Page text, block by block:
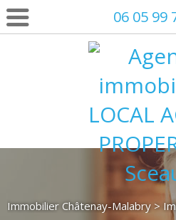
06 05 99
Immobilier Châtenay-Malabry >